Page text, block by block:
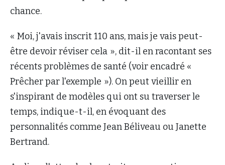
chance.
« Moi, j'avais inscrit 110 ans, mais je vais peut-
être devoir réviser cela », dit-il en racontant ses
récents problèmes de santé (voir encadré «
Prêcher par l'exemple »). On peut vieillir en
s'inspirant de modèles qui ont su traverser le
temps, indique-t-il, en évoquant des
personnalités comme Jean Béliveau ou Janette
Bertrand.